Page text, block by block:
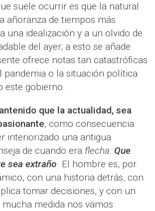
suele ocurrir es que la natural
añoranza de tiempos más
una idealización y a un olvido de
del ayer; a esto se añade
ofrece notas tan catastróficas
pandemia o la situación política
este gobierno.
que la actualidad, sea
, como consecuencia
interiorizado una antigua
de cuando era flecha: Que
sea extraño. El hombre es, por
con una historia detrás, con
tomar decisiones, y con un
medida nos vamos